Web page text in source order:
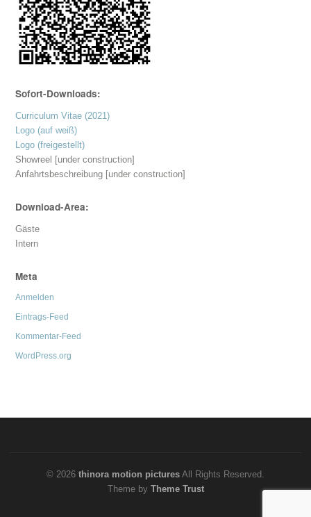
Sofort-Downloads:
Curriculum Vitae (2021)
Logo (auf weiß)
Logo (freigestellt)
Showreel [under construction]
Anfahrtsbeschreibung [under construction]
Download-Area:
Gäste
Intern
Meta
Anmelden
Eintrags-Feed
Kommentar-Feed
WordPress.org
© 2026 thinora motion pictures All Rights Reserved.
Theme by Theme Trust